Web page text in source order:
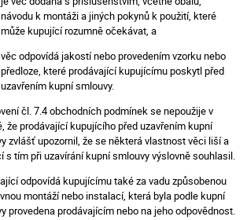
návodu k montáži a jiných pokynů k použití, které
může kupující rozumně očekávat, a
věc odpovídá jakostí nebo provedením vzorku nebo
předloze, které prodávající kupujícímu poskytl před
uzavřením kupní smlouvy.
čl. 7.4 obchodních podmínek se nepoužije v
že prodávající kupujícího před uzavřením kupní
zvlášť upozornil, že se některá vlastnost věci liší a
s tím při uzavírání kupní smlouvy výslovně souhlasil.
odpovídá kupujícímu také za vadu způsobenou
montáží nebo instalací, která byla podle kupní
provedena prodávajícím nebo na jeho odpovědnost.